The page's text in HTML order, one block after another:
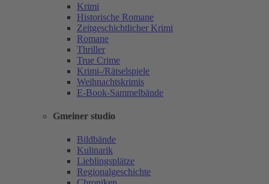
Krimi
Historische Romane
Zeitgeschichtlicher Krimi
Romane
Thriller
True Crime
Krimi-/Rätselspiele
Weihnachtskrimis
E-Book-Sammelbände
Gmeiner studio
Bildbände
Kulinarik
Lieblingsplätze
Regionalgeschichte